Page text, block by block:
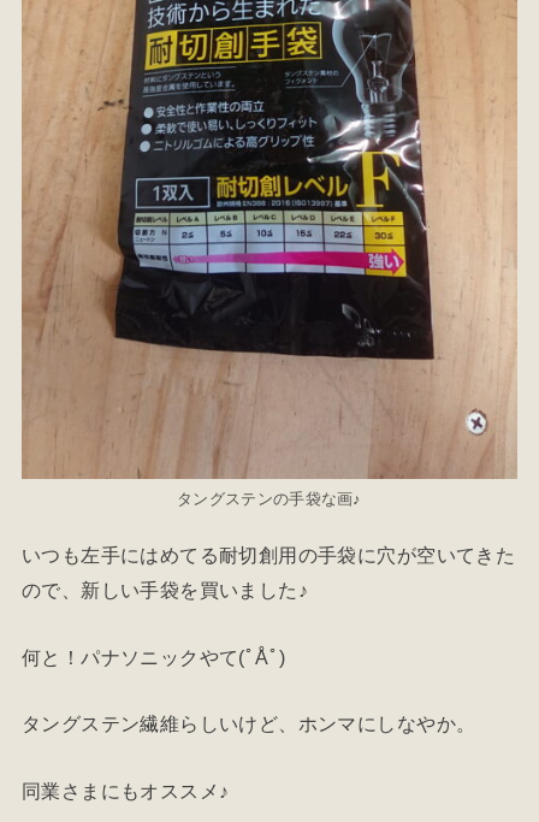
タングステンの手袋な画♪
いつも左手にはめてる耐切創用の手袋に穴が空いてきた
ので、新しい手袋を買いました♪
何と！パナソニックやて(ﾟÅﾟ)
タングステン繊維らしいけど、ホンマにしなやか。
同業さまにもオススメ♪